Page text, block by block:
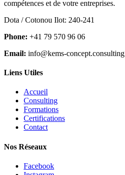
compétences et de votre entreprises.
Dota / Cotonou Ilot: 240-241
Phone: +41 79 570 96 06
Email: info@kems-concept.consulting
Liens Utiles
Accueil
Consulting
Formations
Certifications
Contact
Nos Réseaux
Facebook